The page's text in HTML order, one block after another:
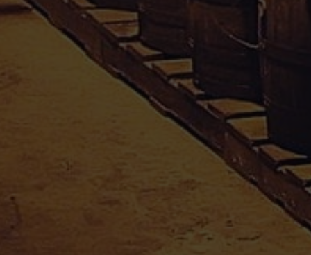
Droit de rétractation
Mon compte
Informations personnelles
L’abus d’alcool est dangereux pour la santé
En poursuivant votre navigation, vous acceptez le dépôt de cookies tiers destinés
à vous proposer des vidéos, des boutons de partage, des remontées de